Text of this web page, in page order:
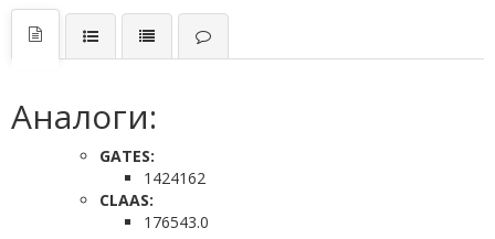
Аналоги:
GATES:
1424162
CLAAS:
176543.0